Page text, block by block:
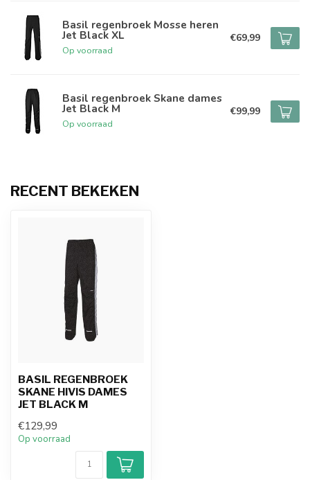
Basil regenbroek Mosse heren
Jet Black XL
Op voorraad
€69,99
Basil regenbroek Skane dames
Jet Black M
Op voorraad
€99,99
RECENT BEKEKEN
BASIL REGENBROEK
SKANE HIVIS DAMES
JET BLACK M
€129,99
Op voorraad